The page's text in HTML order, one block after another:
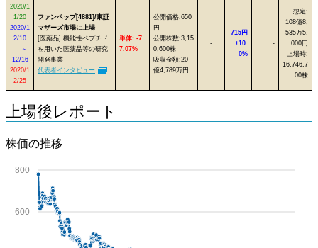
2020/1
1/20
2020/1
2/10
～
12/16
2020/1
2/25
ファンペップ[4881]/東証
マザーズ市場に上場
[医薬品] 機能性ペプチド
を用いた医薬品等の研究
開発事業
代表者インタビュー
単体: -7
7.07%
公開価格:650
円
公開株数:3,15
0,600株
吸収金額:20
億4,789万円
-
715円
+10.
0%
-
想定:
108億8,
535万5,
000円
上場時:
16,746,7
00株
上場後レポート
株価の推移
600
800